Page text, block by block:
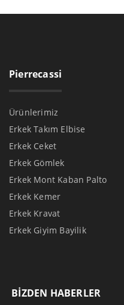
Pierrecassi
Ürünlerimiz
Erkek Takım Elbise
Erkek Ceket
Erkek Gömlek
Erkek Mont Kaban Palto
Erkek Kemer
Erkek Kravat
Erkek Giyim Bayilik
BİZDEN HABERLER